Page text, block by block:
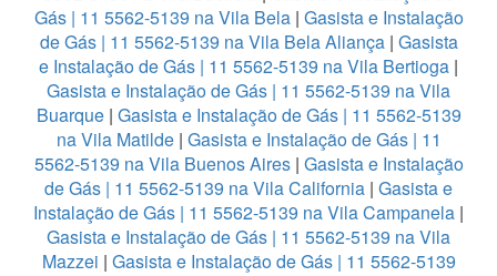
Gás | 11 5562-5139 na Vila Bela| Gasista e Instalação
de Gás | 11 5562-5139 na Vila Bela Aliança| Gasista
e Instalação de Gás | 11 5562-5139 na Vila Bertioga |
Gasista e Instalação de Gás | 11 5562-5139 na Vila
Buarque| Gasista e Instalação de Gás | 11 5562-5139
na Vila Matilde| Gasista e Instalação de Gás | 11
5562-5139 na Vila Buenos Aires| Gasista e Instalação
de Gás | 11 5562-5139 na Vila California | Gasista e
Instalação de Gás | 11 5562-5139 na Vila Campanela |
Gasista e Instalação de Gás | 11 5562-5139 na Vila
Mazzei | Gasista e Instalação de Gás | 11 5562-5139